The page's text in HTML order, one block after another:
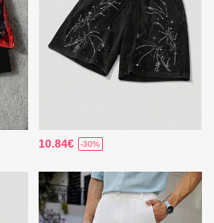
10.84€ -30%